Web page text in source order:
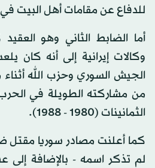
للدفاع عن مقامات أهل البيت
أما الضابط الثاني وهو
وكالات إيرانية إلى أنه كان
الجيش السوري وحزب الله أثناء
من مشاركته الطويلة في الحرب
الثمانينات (1980 - 1988).
كما أعلنت مصادر سوريا مقتل
لم تذكر اسمه - بالإضافة